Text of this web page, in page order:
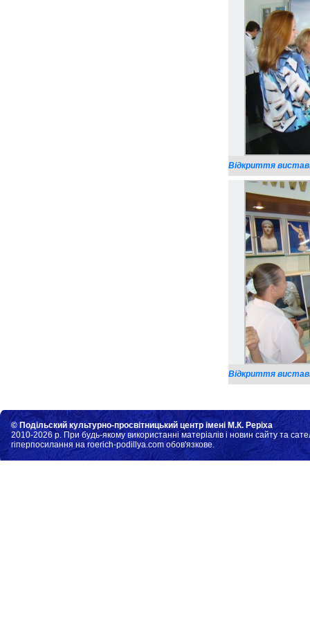
Відкриття
Відкриття
© Подільский культурно-просвітницький центр імені М.К. Реріха
2010-2026 р. При будь-якому використанні матеріалів і новин сайту та
гіперпосилання на roerich-podillya.com обов'язкове.